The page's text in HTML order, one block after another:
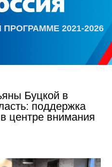
2021-2026
Буцкой в
поддержка
центре внимания